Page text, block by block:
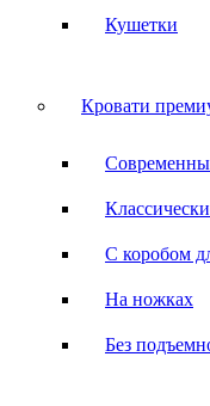
Кушетки
Кровати
С коробом
На ножках
Без